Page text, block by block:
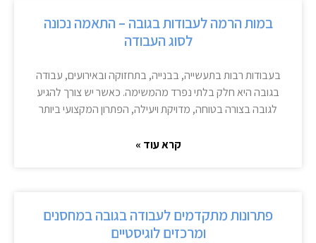
במות הרמה לעבודות בגובה – התאמה נכונה
לסוג העבודה
בעבודות רבות בתעשייה, בבנייה, בתחזוקה ובאירועים, עבודה
בגובה היא חלק בלתי נפרד מהמשימה. כאשר יש צורך להגיע
לגובה בצורה בטוחה, מדויקת ויעילה, הפתרון המקצועי ביותר
קרא עוד »
פתרונות מתקדמים לעבודה בגובה במחסנים
ומרכזים לוגיסטיים